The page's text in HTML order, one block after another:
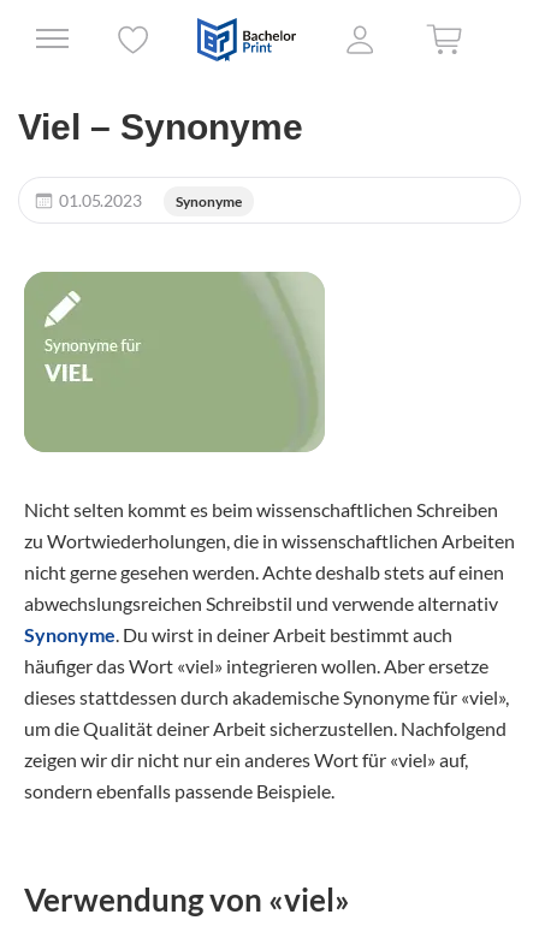
Viel – Synonyme
01.05.2023 Synonyme
Nicht selten kommt es beim wissenschaftlichen Schreiben
zu Wortwiederholungen, die in wissenschaftlichen Arbeiten
nicht gerne gesehen werden. Achte deshalb stets auf einen
abwechslungsreichen Schreibstil und verwende alternativ
Synonyme. Du wirst in deiner Arbeit bestimmt auch
häufiger das Wort «viel» integrieren wollen. Aber ersetze
dieses stattdessen durch akademische Synonyme für «viel»,
um die Qualität deiner Arbeit sicherzustellen. Nachfolgend
zeigen wir dir nicht nur ein anderes Wort für «viel» auf,
sondern ebenfalls passende Beispiele.
Verwendung von «viel»